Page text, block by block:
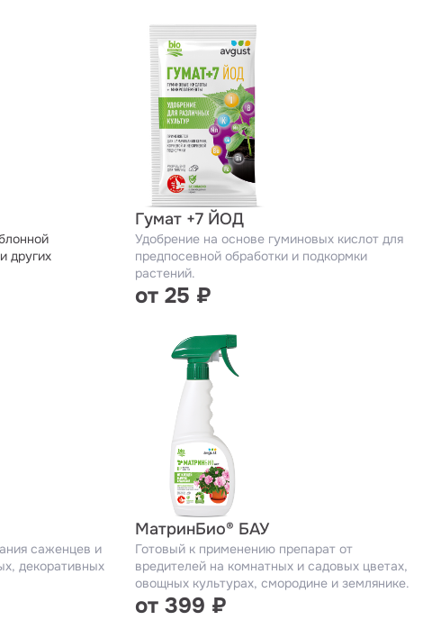
других
Гумат +7 ЙОД
Удобрение на основе гуминовых кислот для
предпосевной обработки и подкормки
растений.
от 25 ₽
саженцев и
декоративных
МатринБио® БАУ
Готовый к применению препарат от
вредителей на комнатных и садовых цветах,
овощных культурах, смородине и землянике.
от 399 ₽